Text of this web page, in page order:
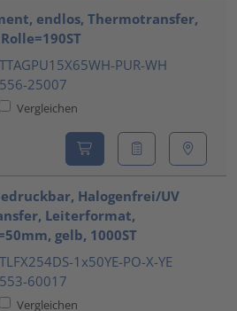
endlos, Thermotransfer,
TTAGPU15X65WH-PUR-WH
556-25007
Vergleichen
Halogenfrei/UV
Leiterformat,
gelb, 1000ST
TLFX254DS-1x50YE-PO-X-YE
553-60017
Vergleichen